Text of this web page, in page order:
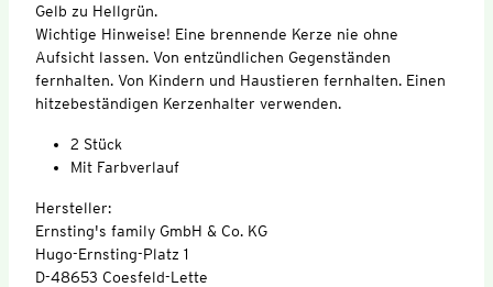
Gelb zu Hellgrün.
Wichtige Hinweise! Eine brennende Kerze nie ohne
Aufsicht lassen. Von entzündlichen Gegenständen
fernhalten. Von Kindern und Haustieren fernhalten. Einen
hitzebeständigen Kerzenhalter verwenden.
2 Stück
Mit Farbverlauf
Hersteller:
Ernsting's family GmbH & Co. KG
Hugo-Ernsting-Platz 1
D-48653 Coesfeld-Lette